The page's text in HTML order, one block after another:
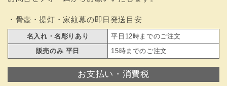
・骨壺・提灯・家紋幕の即日発送目安
名入れ・名彫りあり
平日12時までのご注文
販売のみ 平日
15時までのご注文
お支払い・消費税